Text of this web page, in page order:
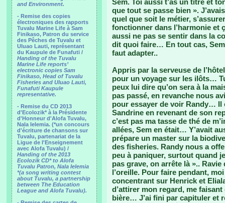
and Environment.
- Remise des copies
électroniques des rapports
Tuvalu Marine Life à Sam
Finikaso, Patron du service
des Pêches de Tuvalu et
Uluao Lauti, représentant
du Kaupule de Funafuti /
Handing of the Tuvalu
Marine Life reports’
electronic copies Sam
Finikaso, Head of Tuvalu
Fisheries and Uluao Lauti,
Funafuti Kaupule
representative.
- Remise du CD 2013
d'Ecolozik* à la Présidente
d'Honneur d'Alofa Tuvalu,
Nala Ielemia. (*un concours
d'écriture de chansons sur
Tuvalu, partenariat de la
Ligue de l'Enseignement
avec Alofa Tuvalu) /
Handing of the 2013
Ecolozik CD* to Alofa
Tuvalu Patron, Nala Ielemia
*(a song writing contest
about Tuvalu, a partnership
between The Education
League and Alofa Tuvalu).
Sem. Toi aussi t’as un titre et
que tout se passe bien ».
quel que soit le métier,
fonctionner dans l’harmonie et
aussi ne pas se sentir dans la
dit quoi faire… En tout cas,
faut adapter..
Appris par la serveuse de
pour un voyage sur les ilôts…
peux lui dire qu’on sera à la
pas passé, en revanche nous
pour essayer de voir Randy… Il
Sandrine en revenant de son
c’est pas ma tasse de thé de
allées, Sem en était… Y’avait
prépare un master sur la
des fisheries. Randy nous a
peu à paniquer, surtout quand
pas grave, on arrête là »..
l’oreille. Pour faire pendant,
concentrant sur Henrick et
d’attirer mon regard, me
bière… J’ai fini par capituler et